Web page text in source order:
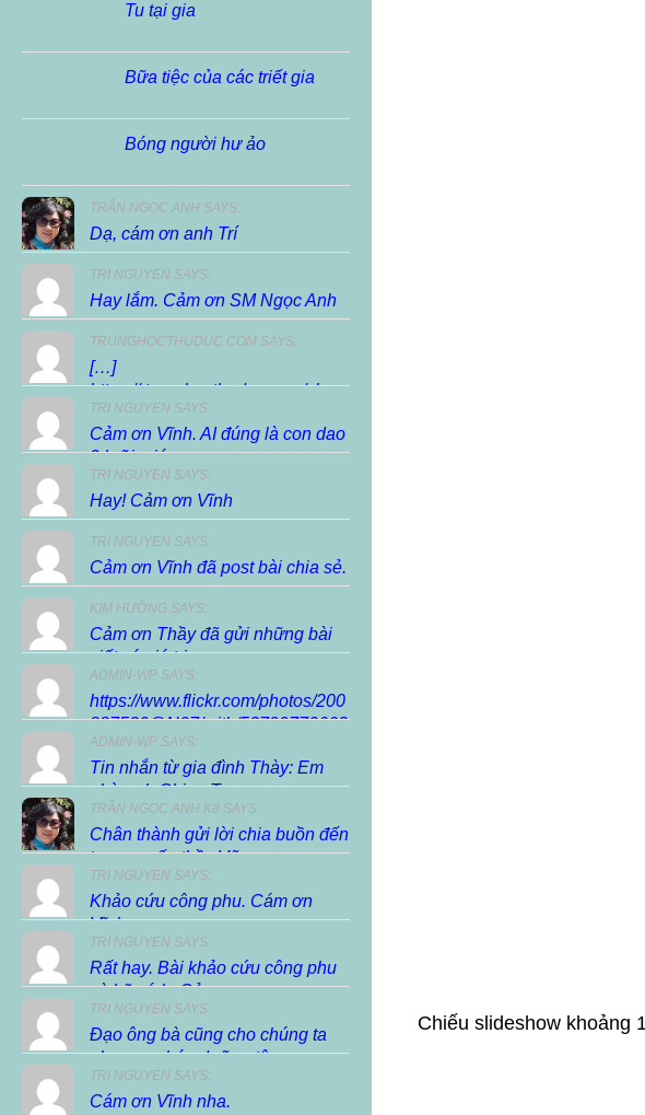
Chiếu slideshow khoảng
Tu tại gia
Bữa tiệc của các triết gia
Bóng người hư ảo
TRẦN NGỌC ANH SAYS:
Dạ, cám ơn anh Trí
TRI NGUYEN SAYS:
Hay lắm. Cảm ơn SM Ngọc Anh
TRUNGHOCTHUDUC.COM SAYS:
[…]
https://.trunghocthuduc.com/chuc-
xuan-dien-dan/ […]
TRI NGUYEN SAYS:
Cảm ơn Vĩnh. AI đúng là con dao
2 lưỡi, giúp...
TRI NGUYEN SAYS:
Hay! Cảm ơn Vĩnh
TRI NGUYEN SAYS:
Cảm ơn Vĩnh đã post bài chia sẻ.
KIM HƯỜNG SAYS:
Cảm ơn Thầy đã gửi những bài
viết có giá trị...
ADMIN-WP SAYS:
https://www.flickr.com/photos/200
887530@N07/with/53799770663
ADMIN-WP SAYS:
Tin nhắn từ gia đình Thày: Em
nhờ anh Chieu Tran...
TRẦN NGỌC ANH K8 SAYS:
Chân thành gửi lời chia buồn đến
tang quyến thầy Vũ...
TRI NGUYEN SAYS:
Khảo cứu công phu. Cám ơn
Vĩnh.
TRI NGUYEN SAYS:
Rất hay. Bài khảo cứu công phu
và hữu ích. Cảm...
TRI NGUYEN SAYS:
Đạo ông bà cũng cho chúng ta
phương pháp dưỡng tâm,...
TRI NGUYEN SAYS:
Cám ơn Vĩnh nha.